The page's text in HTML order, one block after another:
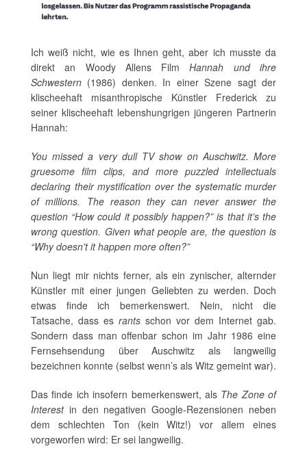
Ich weiß nicht, wie es Ihnen geht, aber ich musste da
direkt an Woody Allens FilmHannah und ihre
Schwestern (1986) denken. In einer Szene sagt der
klischeehaft misanthropische Künstler Frederick zu
seiner klischeehaft lebenshungrigen jüngeren Partnerin
Hannah:
You missed a very dull TV show on Auschwitz. More
gruesome film clips, and more puzzled intellectuals
declaring their mystification over the systematic murder
of millions. The reason they can never answer the
question “How could it possibly happen?” is that it’s the
wrong question. Given what people are, the question is
“Why doesn't it happen more often?”
Nun liegt mir nichts ferner, als ein zynischer, alternder
Künstler mit einer jungen Geliebten zu werden. Doch
etwas finde ich bemerkenswert. Nein, nicht die
Tatsache, dass es rants schon vor dem Internet gab.
Sondern dass man offenbar schon im Jahr 1986 eine
Fernsehsendung über Auschwitz als langweilig
bezeichnen konnte (selbst wenn’s als Witz gemeint war).
Das finde ich insofern bemerkenswert, als The Zone of
Interest in den negativen Google-Rezensionen neben
dem schlechten Ton (kein Witz!) vor allem eines
vorgeworfen wird: Er sei langweilig.